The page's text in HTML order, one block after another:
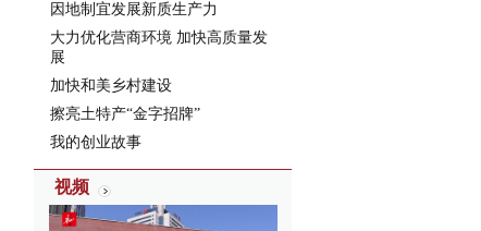
因地制宜发展新质生产力
大力优化营商环境 加快高质量发
展
加快和美乡村建设
擦亮土特产“金字招牌”
我的创业故事
视频